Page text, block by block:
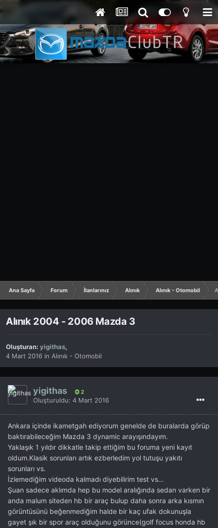
Ana Sayfa Forum İlanlarınız Alınık Alınık - Otomobil
Alınık 2004 - 2006 Mazda 3
Oluşturan: yigithas,
4 Mart 2016 in Alınık - Otomobil
yigithas 2
Oluşturuldu: 4 Mart 2016
Ankara içinde ikametgah ediyorum genelde de buralarda görüp
baktırabileceğim Mazda 3 dynamic arayışındayım.
Yaklaşık 1 yıldır dikkatle takip ettiğim bu foruma yeni kayıt
oldum.Klasik sorunları artık ezberledim yol tutuşu yakıtı
sorunları vs.
İzlemediğim videoda kalmadı diyebilirim test vs...
Şuan sadece aklımda hep bu model aralığında sedan varken bir
anda malum siteden hb bir araç bulup daha sonra arka kısmın
görüntüsünü beğenmediğim halde bir kaç ufak dokunuşla
gayet şık bir spor araç olduğunu görünce(golf focus honda hb